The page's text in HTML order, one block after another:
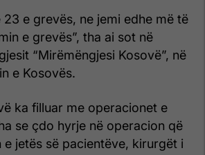
23 e grevës, ne jemi edhe më të
e grevës”, tha ai sot në
“Mirëmëngjesi Kosovë”, në
e Kosovës.
ka filluar me operacionet e
se çdo hyrje në operacion që
jetës së pacientëve, kirurgët i